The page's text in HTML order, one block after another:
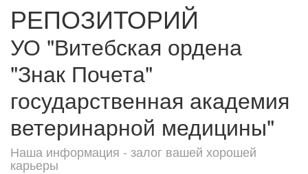
РЕПОЗИТОРИЙ
УО "Витебская ордена
"Знак Почета"
государственная академия
ветеринарной медицины"
Наша информация - залог вашей хорошей
карьеры